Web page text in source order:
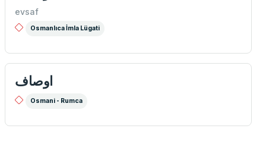
evsaf
Osmanlıca İmla Lügati
اوصاف
Osmani - Rumca